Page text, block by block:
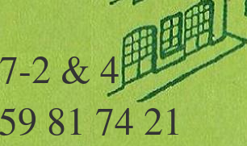
2 & 4
81 74 21